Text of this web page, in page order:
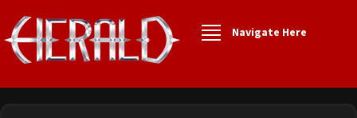
Navigate Here